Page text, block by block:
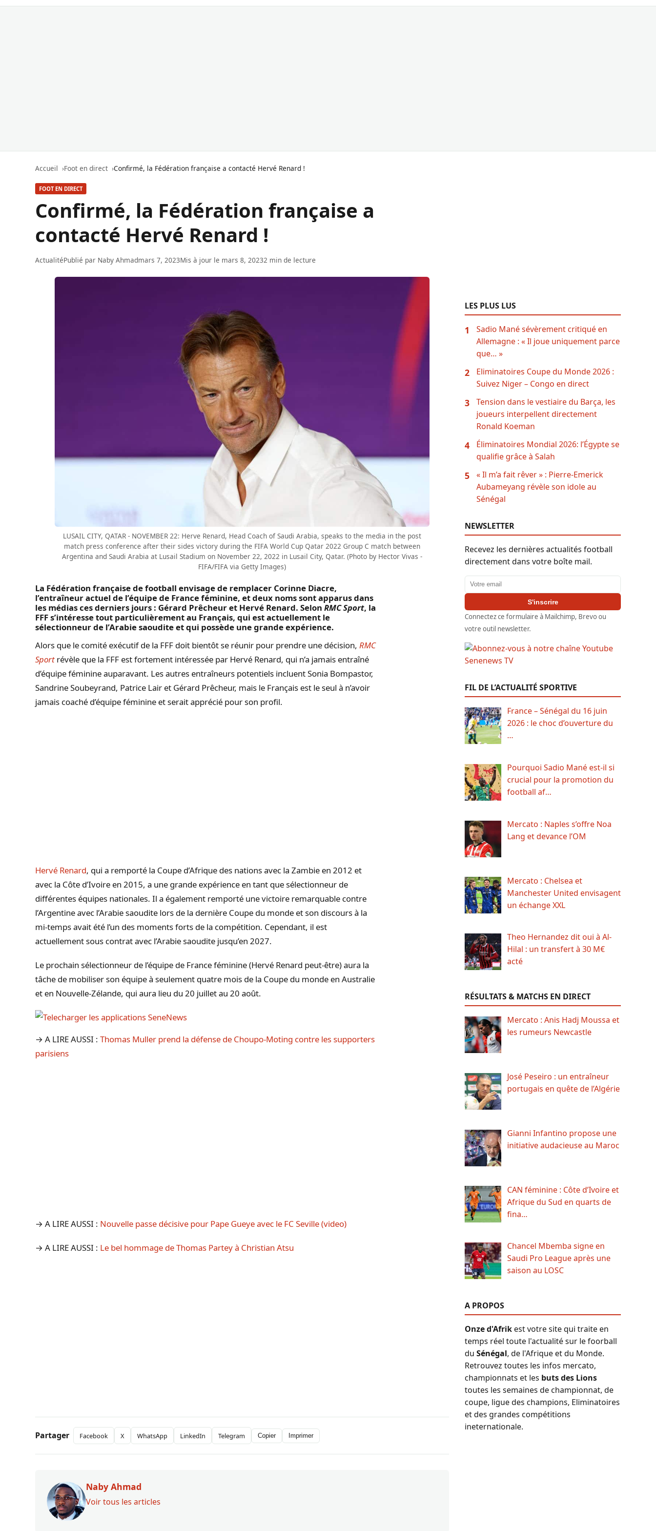
Accueil Foot en direct Confirmé, la Fédération française a contacté Hervé Renard !
FOOT EN DIRECT
Confirmé, la Fédération française a
contacté Hervé Renard !
ActualitéPublié par Naby Ahmadmars 7, 2023Mis à jour le mars 8, 20232 min de lecture
LUSAIL CITY, QATAR - NOVEMBER 22: Herve Renard, Head Coach of Saudi Arabia, speaks to the media in the post
match press conference after their sides victory during the FIFA World Cup Qatar 2022 Group C match between
Argentina and Saudi Arabia at Lusail Stadium on November 22, 2022 in Lusail City, Qatar. (Photo by Hector Vivas -
FIFA/FIFA via Getty Images)
La Fédération française de football envisage de remplacer Corinne Diacre,
l’entraîneur actuel de l’équipe de France féminine, et deux noms sont apparus dans
les médias ces derniers jours : Gérard Prêcheur et Hervé Renard. Selon RMC Sport, la
FFF s’intéresse tout particulièrement au Français, qui est actuellement le
sélectionneur de l’Arabie saoudite et qui possède une grande expérience.
Alors que le comité exécutif de la FFF doit bientôt se réunir pour prendre une décision, RMC
Sport révèle que la FFF est fortement intéressée par Hervé Renard, qui n’a jamais entraîné
d’équipe féminine auparavant. Les autres entraîneurs potentiels incluent Sonia Bompastor,
Sandrine Soubeyrand, Patrice Lair et Gérard Prêcheur, mais le Français est le seul à n’avoir
jamais coaché d’équipe féminine et serait apprécié pour son profil.
Hervé Renard, qui a remporté la Coupe d’Afrique des nations avec la Zambie en 2012 et
avec la Côte d’Ivoire en 2015, a une grande expérience en tant que sélectionneur de
différentes équipes nationales. Il a également remporté une victoire remarquable contre
l’Argentine avec l’Arabie saoudite lors de la dernière Coupe du monde et son discours à la
mi-temps avait été l’un des moments forts de la compétition. Cependant, il est
actuellement sous contrat avec l’Arabie saoudite jusqu’en 2027.
Le prochain sélectionneur de l’équipe de France féminine (Hervé Renard peut-être) aura la
tâche de mobiliser son équipe à seulement quatre mois de la Coupe du monde en Australie
et en Nouvelle-Zélande, qui aura lieu du 20 juillet au 20 août.
→ A LIRE AUSSI : Thomas Muller prend la défense de Choupo-Moting contre les supporters
parisiens
→ A LIRE AUSSI : Nouvelle passe décisive pour Pape Gueye avec le FC Seville (video)
→ A LIRE AUSSI : Le bel hommage de Thomas Partey à Christian Atsu
Partager Facebook X WhatsApp LinkedIn Telegram Copier Imprimer
Naby Ahmad
Voir tous les articles
LES PLUS LUS
1
Sadio Mané sévèrement critiqué en
Allemagne : « Il joue uniquement parce
que… »
2
Eliminatoires Coupe du Monde 2026 :
Suivez Niger – Congo en direct
3
Tension dans le vestiaire du Barça, les
joueurs interpellent directement
Ronald Koeman
4
Éliminatoires Mondial 2026: l’Égypte se
qualifie grâce à Salah
5
« Il m’a fait rêver » : Pierre-Emerick
Aubameyang révèle son idole au
Sénégal
NEWSLETTER
Recevez les dernières actualités football
directement dans votre boîte mail.
Adresse email
S'inscrire
Connectez ce formulaire à Mailchimp, Brevo ou
votre outil newsletter.
FIL DE L’ACTUALITÉ SPORTIVE
France – Sénégal du 16 juin
2026 : le choc d’ouverture du
…
Pourquoi Sadio Mané est-il si
crucial pour la promotion du
football af…
Mercato : Naples s’offre Noa
Lang et devance l’OM
Mercato : Chelsea et
Manchester United envisagent
un échange XXL
Theo Hernandez dit oui à Al-
Hilal : un transfert à 30 M€
acté
RÉSULTATS & MATCHS EN DIRECT
Mercato : Anis Hadj Moussa et
les rumeurs Newcastle
José Peseiro : un entraîneur
portugais en quête de l’Algérie
Gianni Infantino propose une
initiative audacieuse au Maroc
CAN féminine : Côte d’Ivoire et
Afrique du Sud en quarts de
fina…
Chancel Mbemba signe en
Saudi Pro League après une
saison au LOSC
A PROPOS
Onze d'Afrikest votre site qui traite en
temps réel toute l'actualité sur le foorball
du Sénégal, de l'Afrique et du Monde.
Retrouvez toutes les infos mercato,
championnats et les buts des Lions
toutes les semaines de championnat, de
coupe, ligue des champions, Eliminatoires
et des grandes compétitions
ineternationale.